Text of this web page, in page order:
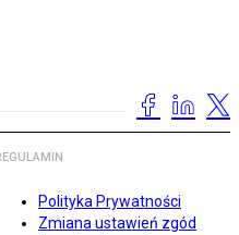
Polityka Prywatności
Zmiana ustawień zgód